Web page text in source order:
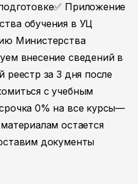
Приложение
обучения в УЦ
Министерства
внесение сведений в
реестр за 3 дня после
с учебным
0% на все курсы—
остается
документы